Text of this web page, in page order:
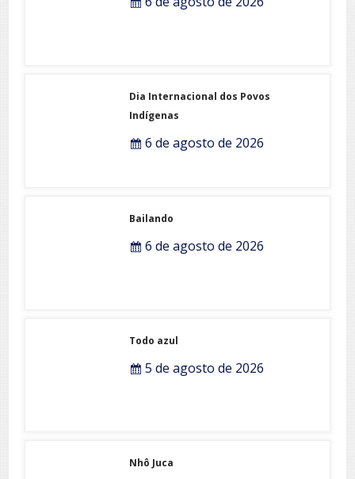
Dia Internacional dos Povos
Indígenas
6 de agosto de 2026
Bailando
6 de agosto de 2026
Todo azul
5 de agosto de 2026
Nhô Juca